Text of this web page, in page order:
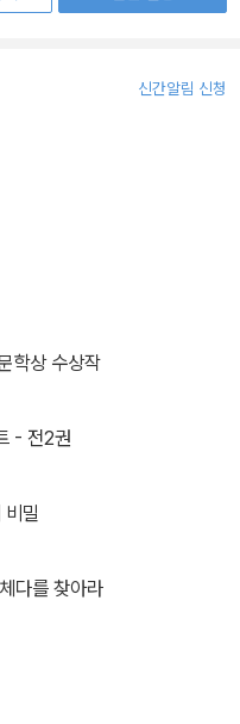
신간알림 신청
학상 수상작
- 전2권
밀
다를 찾아라